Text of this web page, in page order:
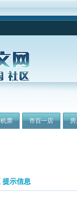
票 市百一店
提示信息